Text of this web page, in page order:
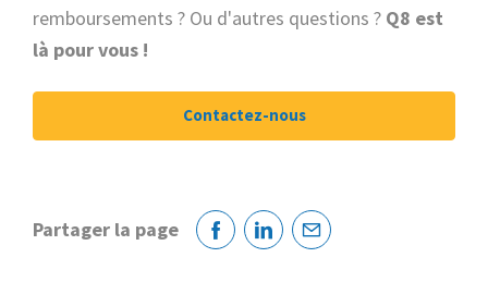
remboursements ? Ou d'autres questions ? Q8 est
là pour vous !
Contactez-nous
Partager la page
FacebookLinkedinCourriel